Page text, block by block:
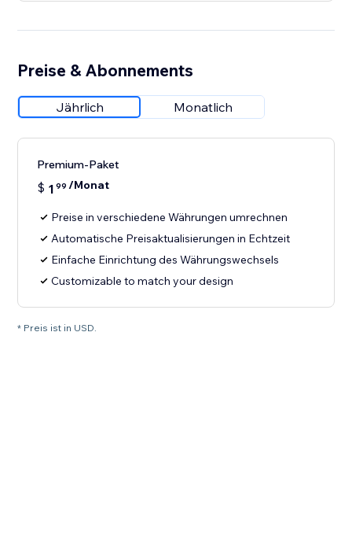
Preise & Abonnements
Jährlich Monatlich
Premium-Paket
$ 1 99 /Monat
Preise in verschiedene Währungen umrechnen
Automatische Preisaktualisierungen in Echtzeit
Einfache Einrichtung des Währungswechsels
Customizable to match your design
* Preis ist in USD.